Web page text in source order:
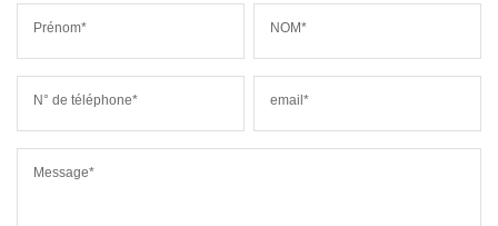
Prénom* NOM*
N° de téléphone* email*
Message*